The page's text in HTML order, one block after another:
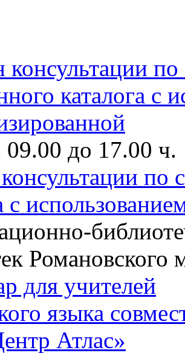
до 17.00 ч.
по
с
Романовского